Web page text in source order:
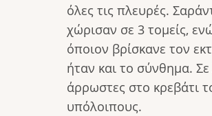
όλες τις πλευρές.
χώρισαν σε 3 τομείς,
όποιον βρίσκανε τον
ήταν και το σύνθημα.
άρρωστες στο κρεβάτι
υπόλοιπους.